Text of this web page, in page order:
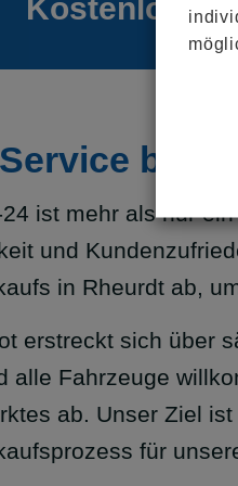
Kostenloses
beim
24 ist mehr als nur
und
in Rheurdt ab,
erstreckt sich über
alle Fahrzeuge
ab. Unser Ziel
für